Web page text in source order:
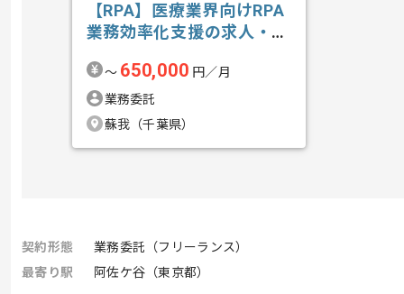
【RPA】医療業界向けRPA
業務効率化支援の求人・案
〜 650,000 円／月
業務委託
蘇我（千葉県）
契約形態
業務委託（フリーランス）
最寄り駅
阿佐ケ谷（東京都）